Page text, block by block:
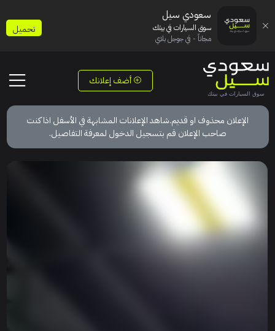
أضف إعلانك
الإعلان محذوف او قديم.شاهد الإعلانات المشابهة في الأسفل اذا كنت
صاحب الإعلان قم بتسجيل الدخول لمعرفة التفاصيل.
سعودي سيل
سوق السيارات في بيتك
مجاناً - في جوجل بلاي
تحميل